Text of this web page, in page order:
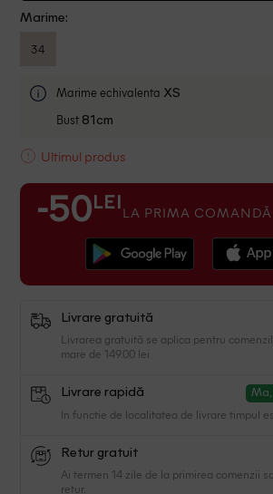
Marime:
34
Marime echivalenta XS
Bust 81cm
Ultimul produs
-50 LEI LA PRIMA
Livrare gratuită
Livrarea gratuită se aplica pentru
mare de 149.00 lei
Livrare rapidă Ma,
In functie de localitatea de livrare timpul
Retur gratuit
Ai termen 14 zile de la primirea comenzii
retur.